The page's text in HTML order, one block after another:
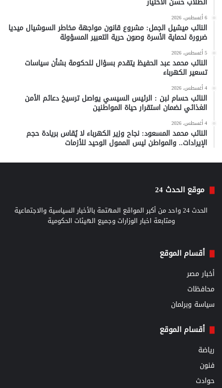
6 أغسطس، 2026
النائب ميشيل الجمل: مشروع قانون مواجهة مخاطر السوشيال ميديا
ضرورة لحماية الأسرة وصون حرية التعبير المسؤولة
5 أغسطس، 2026
النائب محمد عبد الحفيظ يتقدم بسؤال للحكومة بشأن سياسات
تسعير الكهرباء
4 أغسطس، 2026
النائب حسام لبن : الرئيس السيسي يواصل ترسيخ دعائم الأمن
الغذائي لضمان استقرار حياة المواطنين
4 أغسطس، 2026
النائب محمد المسعود: نجاح وزير الكهرباء لا يُقاس بريادة حجم
الإيرادات.. والمواطن ليس الممول الوحيد للأزمات
موقع الحدث 24
الحدث 24 واحد من أكبر المواقع المهتمة بالأخبار السياسية والاجتماعية
ومتابعة اخبار الوزارات وجميع الهيئات الحكومية
أقسام الموقع
أخبار مصر
محافظات
سياسة وبرلمان
أقسام الموقع
رياضة
فنون
حوادث